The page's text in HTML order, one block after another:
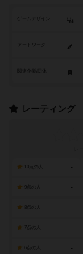
ゲームデザイン
アートワーク
レーティング
-
-
-
7点の人 -
-